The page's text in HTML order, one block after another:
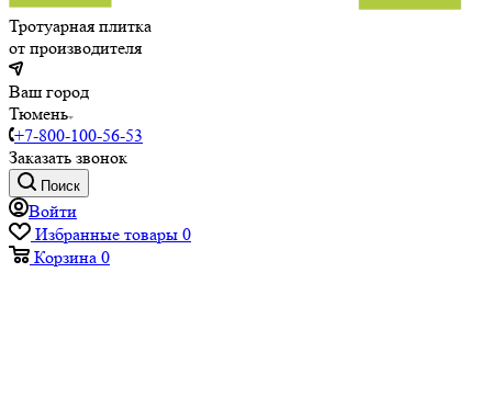
Тротуарная плитка
от производителя
Ваш город
Тюмень
+7-800-100-56-53
Заказать звонок
Поиск
Войти
Избранные товары 0
Корзина 0